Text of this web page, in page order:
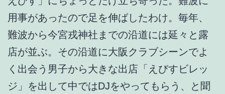
用事があったので足を伸ばしたわけ。毎年、
難波から今宮戎神社までの沿道には延々と露
店が並ぶ。その沿道に大阪クラブシーンでよ
く出会う男子から大きな出店「えびすビレッ
ジ」を出して中ではDJをやってもらう、と聞